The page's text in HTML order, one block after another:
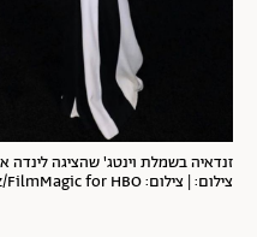
צילום: | צילום: Jefff Kravitz/FilmMagic for HBO ו-GettyImages